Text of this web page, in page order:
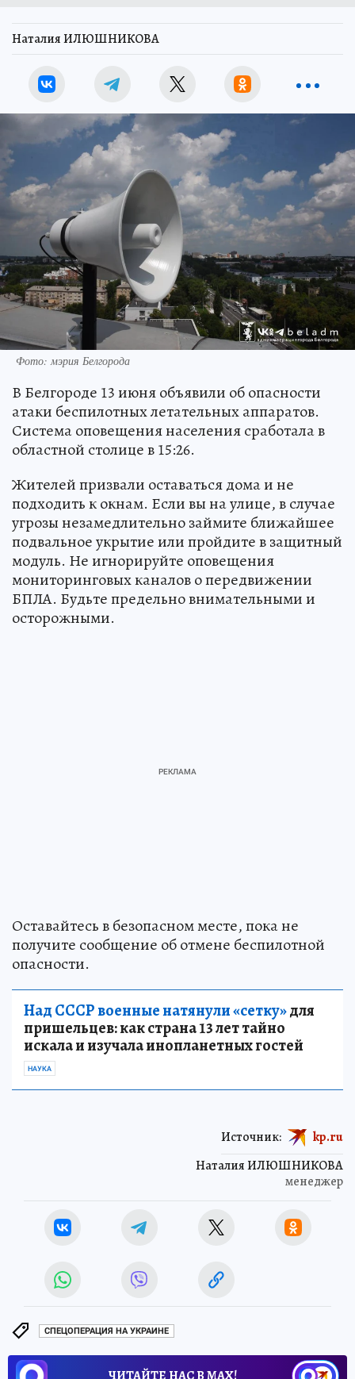
Наталия ИЛЮШНИКОВА
Фото: мэрия Белгорода
В Белгороде 13 июня объявили об опасности
атаки беспилотных летательных аппаратов.
Система оповещения населения сработала в
областной столице в 15:26.
Жителей призвали оставаться дома и не
подходить к окнам. Если вы на улице, в случае
угрозы незамедлительно займите ближайшее
подвальное укрытие или пройдите в защитный
модуль. Не игнорируйте оповещения
мониторинговых каналов о передвижении
БПЛА. Будьте предельно внимательными и
осторожными.
Оставайтесь в безопасном месте, пока не
получите сообщение об отмене беспилотной
опасности.
Над СССР военные натянули «сетку»для
пришельцев: как страна 13 лет тайно
искала и изучала инопланетных гостей
НАУКА
Наталия ИЛЮШНИКОВА
менеджер
Источник: kp.ru
СПЕЦОПЕРАЦИЯ НА УКРАИНЕ